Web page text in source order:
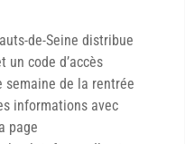
de-Seine distribue
un code d’accès
semaine de la rentrée
informations avec
page